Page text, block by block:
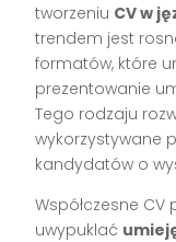
tworzeniu CV w
trendem jest
formatów, które
prezentowanie
Tego rodzaju
wykorzystywane
kandydatów o
Współczesne
uwypuklać